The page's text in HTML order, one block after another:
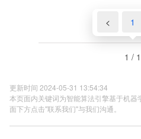
< 1
1 / 1
更新时间 2024-05-31 13:54:34
本页面内关键词为智能算法引擎基于机
面下方点击"联系我们"与我们沟通。